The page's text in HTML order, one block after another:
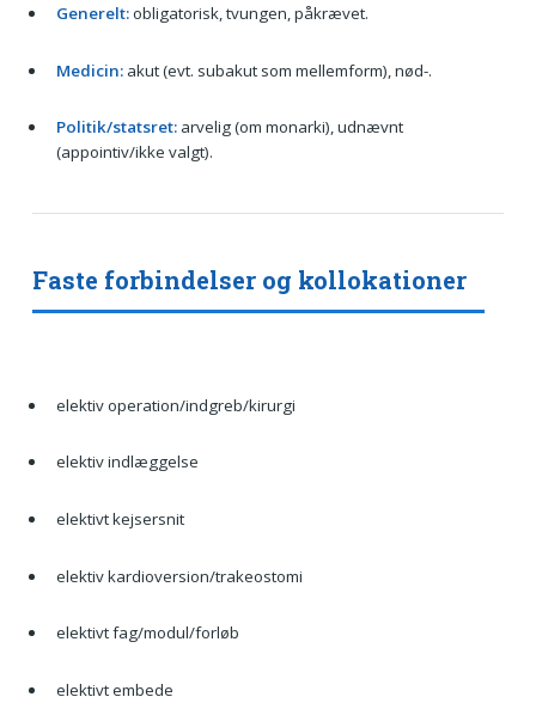
Generelt:obligatorisk, tvungen, påkrævet.
Medicin:akut (evt. subakut som mellemform), nød-.
Politik/statsret:arvelig (om monarki), udnævnt
(appointiv/ikke valgt).
Faste forbindelser og kollokationer
elektiv operation/indgreb/kirurgi
elektiv indlæggelse
elektivt kejsersnit
elektiv kardioversion/trakeostomi
elektivt fag/modul/forløb
elektivt embede